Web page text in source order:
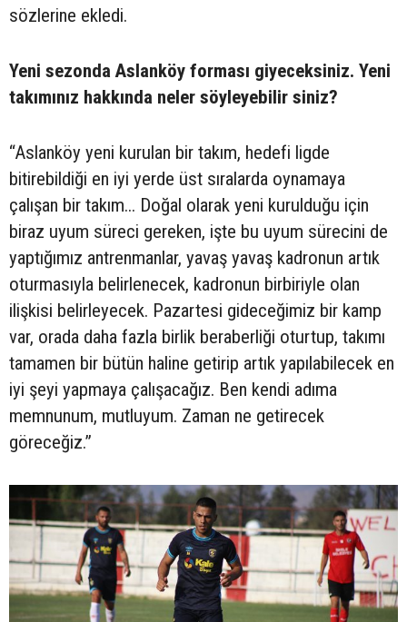
sözlerine ekledi.
Yeni sezonda Aslanköy forması giyeceksiniz. Yeni
takımınız hakkında neler söyleyebilir siniz?
“Aslanköy yeni kurulan bir takım, hedefi ligde
bitirebildiği en iyi yerde üst sıralarda oynamaya
çalışan bir takım... Doğal olarak yeni kurulduğu için
biraz uyum süreci gereken, işte bu uyum sürecini de
yaptığımız antrenmanlar, yavaş yavaş kadronun artık
oturmasıyla belirlenecek, kadronun birbiriyle olan
ilişkisi belirleyecek. Pazartesi gideceğimiz bir kamp
var, orada daha fazla birlik beraberliği oturtup, takımı
tamamen bir bütün haline getirip artık yapılabilecek en
iyi şeyi yapmaya çalışacağız. Ben kendi adıma
memnunum, mutluyum. Zaman ne getirecek
göreceğiz.”